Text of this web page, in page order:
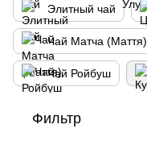
Элитный чай
Чай Матча (Маття)
Чай Ройбуш
Фильтр